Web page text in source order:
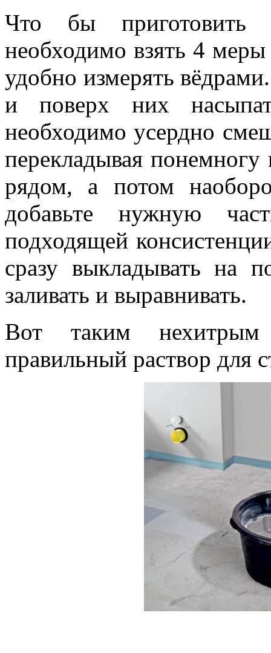
Что бы приготовить
необходимо взять 4
удобно измерять
и поверх них
необходимо усердно
перекладывая
рядом, а потом
добавьте нужную
подходящей
сразу выкладывать на
заливать и выравнивать.
Вот таким нехитрым
правильный раствор для